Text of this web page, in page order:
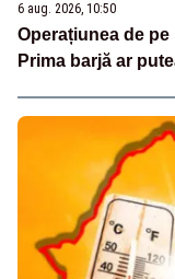
6 aug. 2026, 10:50
Operațiunea de
Prima barjă ar